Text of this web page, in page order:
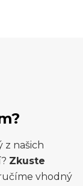
z našich
Zkuste
vhodný